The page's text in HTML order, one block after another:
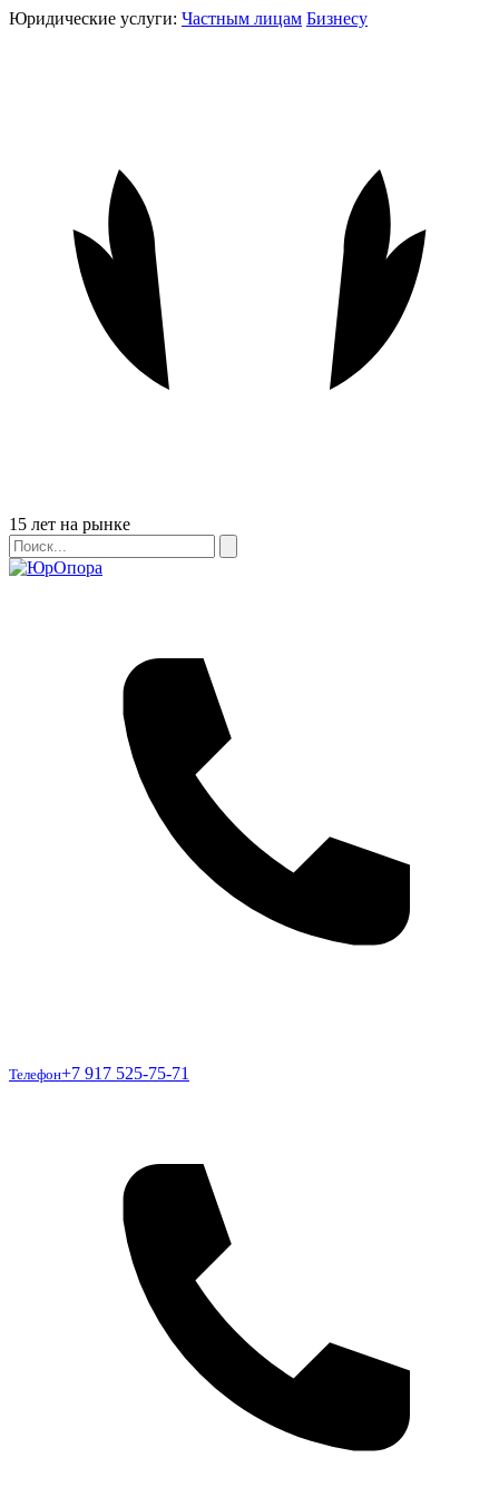
Юридические услуги: Частным лицам Бизнесу
Бейдж
15 лет на рынке
Поиск
Поиск
Телефон
Телефон+7 917 525-75-71